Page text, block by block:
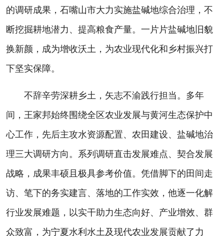
的调研成果，石嘴山市大力实施盐碱地综合治理，不
断挖掘耕地潜力、提高粮食产量。一片片盐碱地旧貌
换新颜，成为增收沃土，为农业现代化和乡村振兴打
下坚实保障。
不辞辛劳深耕乡土，矢志不渝践行担当。多年
间，王家邦始终围绕全区农业发展与黄河生态保护中
心工作，先后主攻水资源配置、农田建设、盐碱地治
理三大调研方向。系列调研直击发展难点、契合发展
战略，成果丰硕且极具参考价值。凭借脚下的田间走
访、笔下的务实建言、落地的工作实效，他逐一化解
行业发展难题，以实干助力生态向好、产业增效、群
众致富，为宁夏水利水土及现代农业发展贡献了力